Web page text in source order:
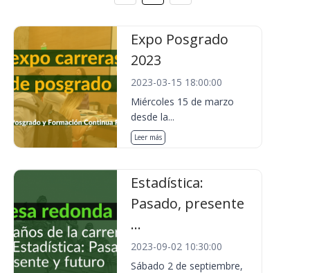
Expo Posgrado
2023
2023-03-15 18:00:00
Miércoles 15 de marzo
desde la...
Leer más
Estadística:
Pasado, presente
...
2023-09-02 10:30:00
Sábado 2 de septiembre,